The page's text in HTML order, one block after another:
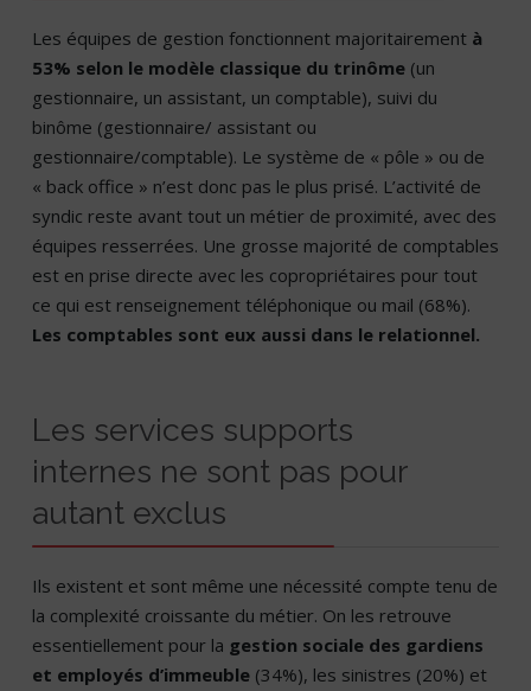
Les équipes de gestion fonctionnent majoritairement à
53% selon le modèle classique du trinôme (un
gestionnaire, un assistant, un comptable), suivi du
binôme (gestionnaire/ assistant ou
gestionnaire/comptable). Le système de « pôle » ou de
« back office » n’est donc pas le plus prisé. L’activité de
syndic reste avant tout un métier de proximité, avec des
équipes resserrées. Une grosse majorité de comptables
est en prise directe avec les copropriétaires pour tout
ce qui est renseignement téléphonique ou mail (68%).
Les comptables sont eux aussi dans le relationnel.
Les services supports
internes ne sont pas pour
autant exclus
Ils existent et sont même une nécessité compte tenu de
la complexité croissante du métier. On les retrouve
essentiellement pour la gestion sociale des gardiens
et employés d’immeuble (34%), les sinistres (20%) et